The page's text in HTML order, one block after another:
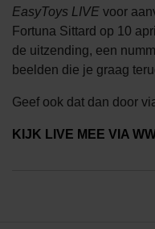
EasyToys LIVE voor
Fortuna Sittard op 10
de uitzending, een
beelden die je graag
Geef ook dat dan door
KIJK LIVE MEE VIA